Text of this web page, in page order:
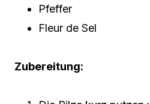
Pfeffer
Fleur de Sel
Zubereitung: